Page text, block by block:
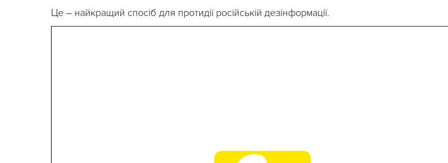
Це – найкращий спосіб для протидії російській дезінформації.